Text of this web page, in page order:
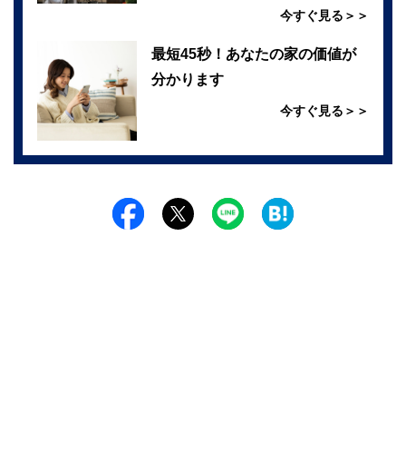
今すぐ見る＞＞
最短45秒！あなたの家の価値が
分かります
今すぐ見る＞＞